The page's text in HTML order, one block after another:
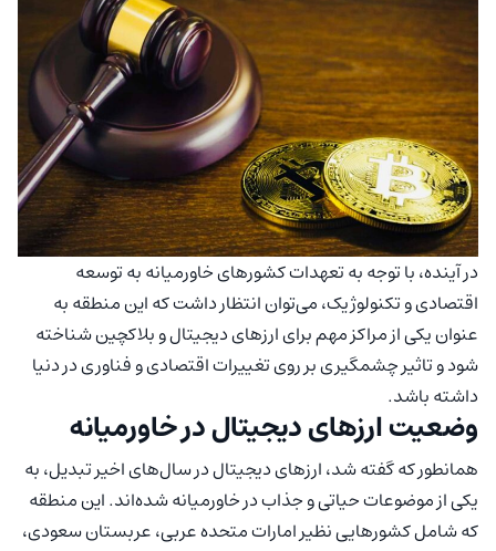
در آینده، با توجه به تعهدات کشورهای خاورمیانه به توسعه
اقتصادی و تکنولوژیک، می‌توان انتظار داشت که این منطقه به
عنوان یکی از مراکز مهم برای ارزهای دیجیتال و بلاکچین شناخته
شود و تاثیر چشمگیری بر روی تغییرات اقتصادی و فناوری در دنیا
داشته باشد.
وضعیت ارزهای دیجیتال در خاورمیانه
همانطور که گفته شد، ارزهای دیجیتال در سال‌های اخیر تبدیل، به
یکی از موضوعات حیاتی و جذاب در خاورمیانه شده‌اند. این منطقه
که شامل کشورهایی نظیر امارات متحده عربی، عربستان سعودی،